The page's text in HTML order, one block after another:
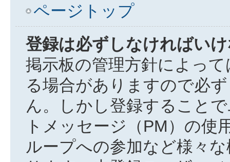
ページトップ
登録は必ずしなければい
掲示板の管理方針によっ
る場合がありますので必
ん。しかし登録すること
トメッセージ（PM）の使
ループへの参加など様々